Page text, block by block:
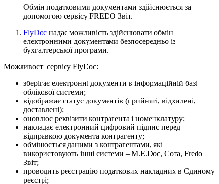
Обмін податковими документами здійснюється за
допомогою сервісу FREDO Звіт.
FlyDoc надає можливість здійснювати обмін
електронними документами безпосередньо із
бухгалтерської програми.
Можливості сервісу FlyDoc:
зберігає електронні документи в інформаційній базі
облікової системи;
відображає статус документів (прийняті, відхилені,
доставлені);
оновлює реквізити контрагента і номенклатуру;
накладає електронний цифровий підпис перед
відправкою документа контрагенту;
обмінюється даними з контрагентами, які
використовують інші системи – M.E.Doc, Сота, Fredo
Звіт;
проводить реєстрацію податкових накладних в Єдиному
реєстрі;